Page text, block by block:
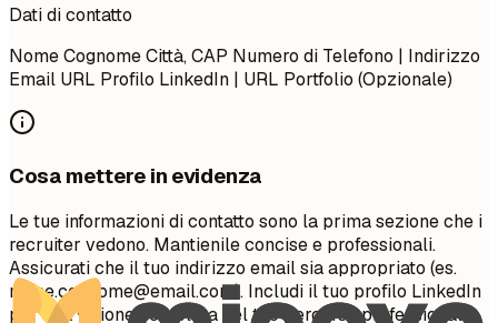
Dati di contatto
Nome Cognome Città, CAP Numero di Telefono | Indirizzo
Email URL Profilo LinkedIn | URL Portfolio (Opzionale)
Cosa mettere in evidenza
Le tue informazioni di contatto sono la prima sezione che i
recruiter vedono. Mantienile concise e professionali.
Assicurati che il tuo indirizzo email sia appropriato (es.
nome.cognome@email.com). Includi il tuo profilo LinkedIn
per una visione completa del tuo percorso professionale.